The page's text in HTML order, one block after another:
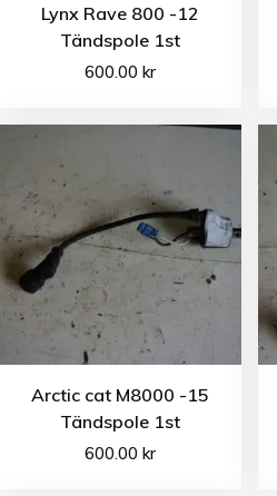
Lynx Rave 800 -12
Tändspole 1st
600.00kr
Arctic cat M8000 -15
Tändspole 1st
600.00kr